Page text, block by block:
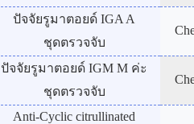
ปัจจัยรูมาตอยด์ IGA A
ชุดตรวจจับ
ปัจจัยรูมาตอยด์ IGM M ค่ะ
ชุดตรวจจับ
Anti-Cyclic citrullinated